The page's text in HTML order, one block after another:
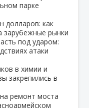
парке
долларов: как
зарубежные рынки
под ударом:
атаки
в химии и
закрепились в
ремонт моста